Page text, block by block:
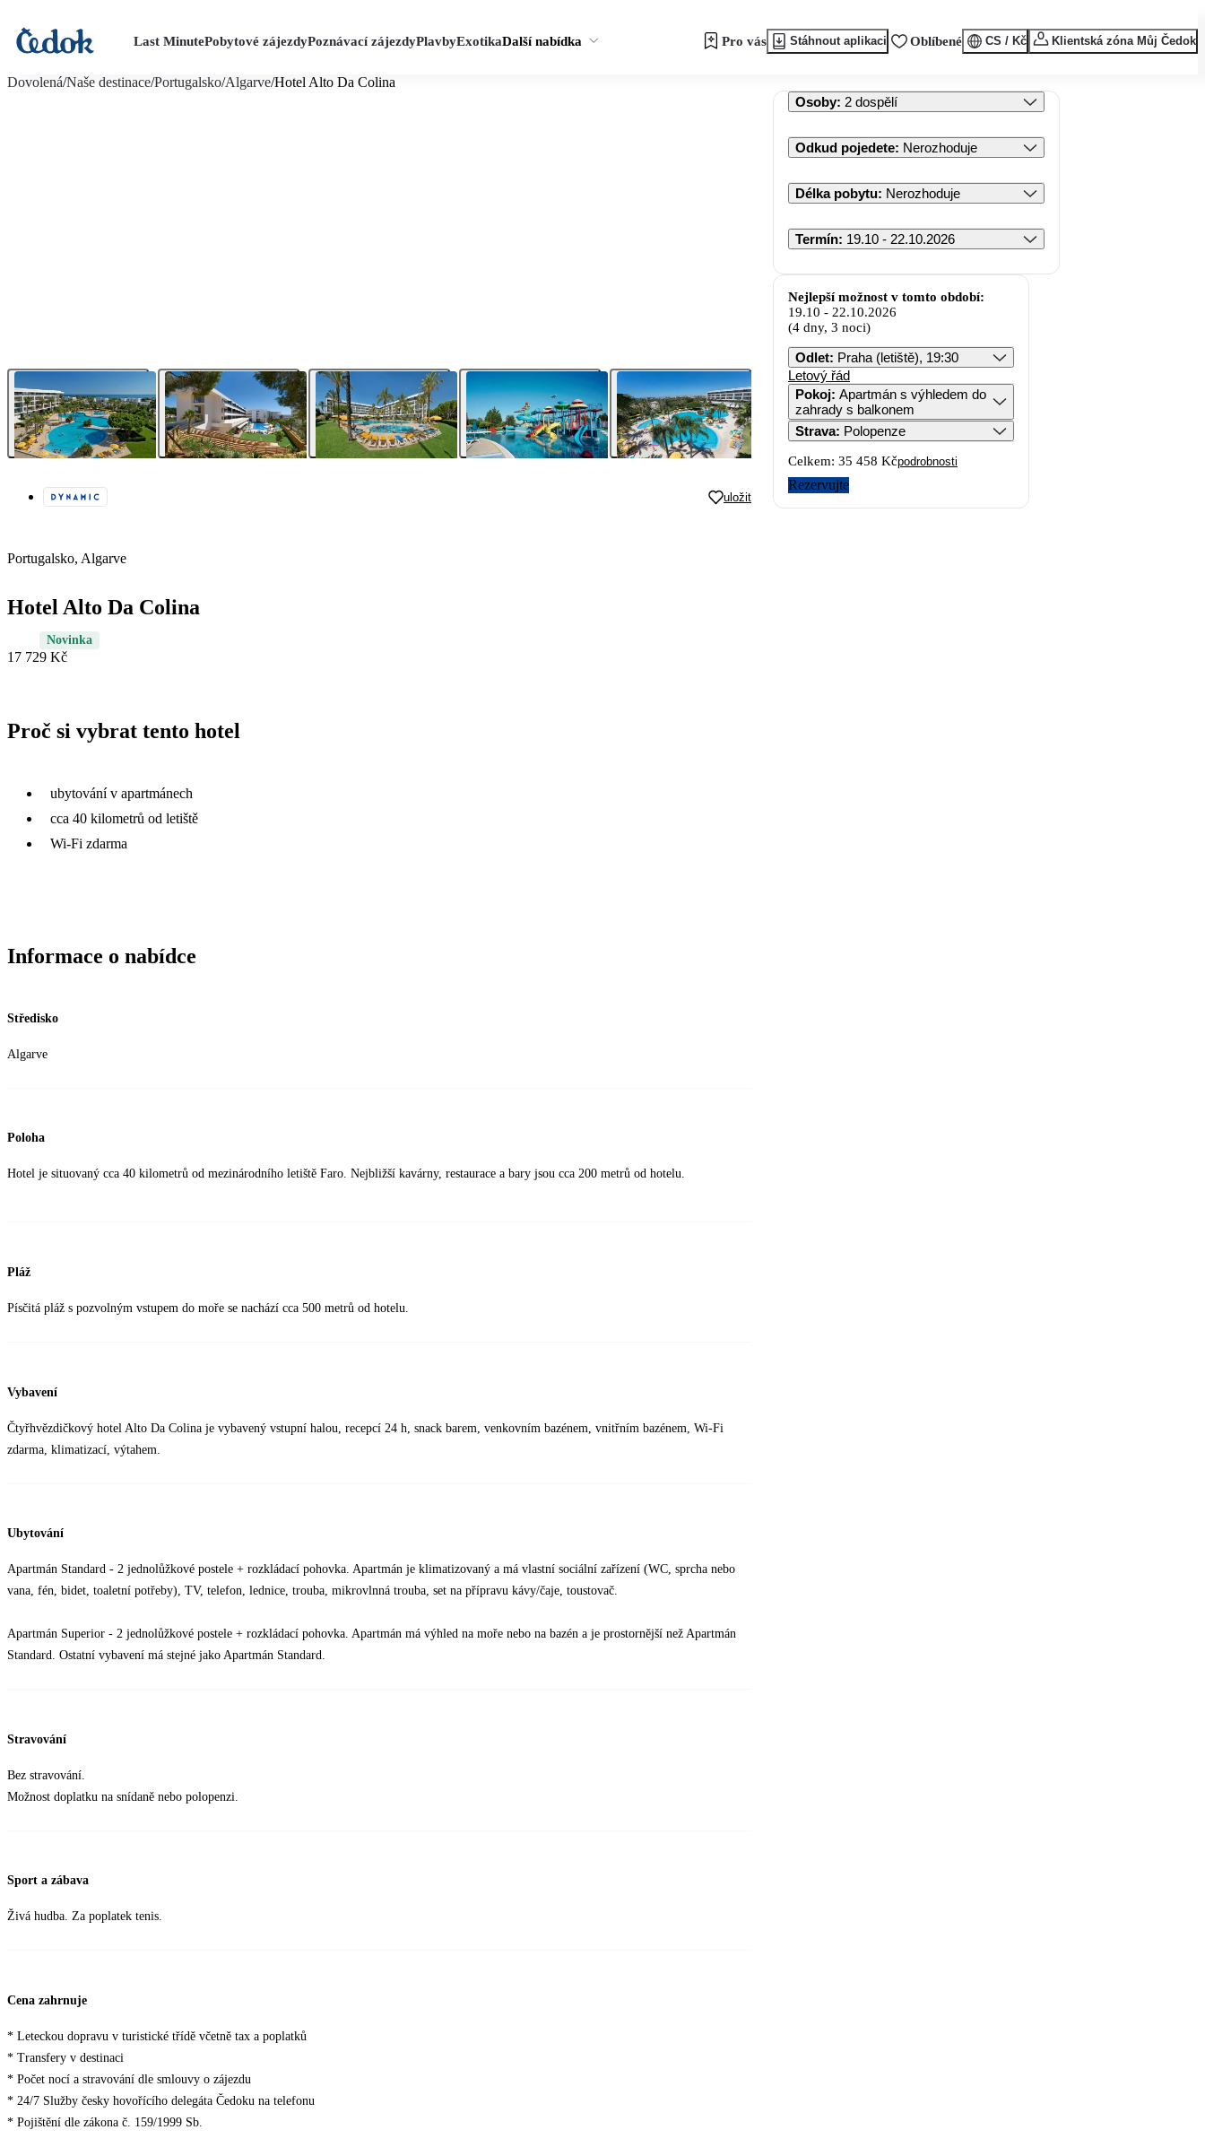
Last MinutePobytové zájezdyPoznávací zájezdyPlavbyExotikaDalší nabídka Pro vás Stáhnout aplikaci Oblíbené CS / Kč Klientská zóna Můj Čedok
Dovolená/Naše destinace/Portugalsko/Algarve/Hotel Alto Da Colina
uložit
Portugalsko, Algarve
Hotel Alto Da Colina
Novinka
17 729 Kč
Proč si vybrat tento hotel
ubytování v apartmánech
cca 40 kilometrů od letiště
Wi-Fi zdarma
Informace o nabídce
Středisko
Algarve
Poloha
Hotel je situovaný cca 40 kilometrů od mezinárodního letiště Faro. Nejbližší kavárny, restaurace a bary jsou cca 200 metrů od hotelu.
Pláž
Písčitá pláž s pozvolným vstupem do moře se nachází cca 500 metrů od hotelu.
Vybavení
Čtyřhvězdičkový hotel Alto Da Colina je vybavený vstupní halou, recepcí 24 h, snack barem, venkovním bazénem, vnitřním bazénem, Wi-Fi
zdarma, klimatizací, výtahem.
Ubytování
Apartmán Standard - 2 jednolůžkové postele + rozkládací pohovka. Apartmán je klimatizovaný a má vlastní sociální zařízení (WC, sprcha nebo
vana, fén, bidet, toaletní potřeby), TV, telefon, lednice, trouba, mikrovlnná trouba, set na přípravu kávy/čaje, toustovač.
Apartmán Superior - 2 jednolůžkové postele + rozkládací pohovka. Apartmán má výhled na moře nebo na bazén a je prostornější než Apartmán
Standard. Ostatní vybavení má stejné jako Apartmán Standard.
Stravování
Bez stravování.
Možnost doplatku na snídaně nebo polopenzi.
Sport a zábava
Živá hudba. Za poplatek tenis.
Cena zahrnuje
* Leteckou dopravu v turistické třídě včetně tax a poplatků
* Transfery v destinaci
* Počet nocí a stravování dle smlouvy o zájezdu
* 24/7 Služby česky hovořícího delegáta Čedoku na telefonu
* Pojištění dle zákona č. 159/1999 Sb.
Osoby: 2 dospělí
Odkud pojedete: Nerozhoduje
Délka pobytu: Nerozhoduje
Termín: 19.10 - 22.10.2026
Nejlepší možnost v tomto období:
19.10 - 22.10.2026
(4 dny, 3 noci)
Odlet: Praha (letiště), 19:30
Letový řád
Pokoj: Apartmán s výhledem do
zahrady s balkonem
Strava: Polopenze
Celkem: 35 458 Kčpodrobnosti
Rezervujte